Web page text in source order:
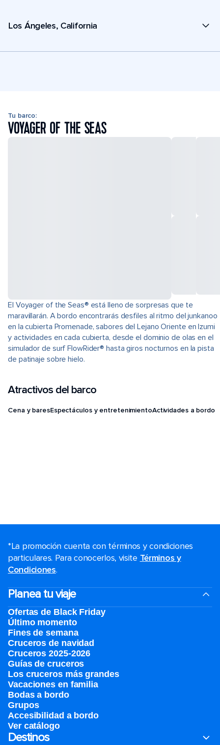
Los Ángeles, California
Tu barco:
VOYAGER OF THE SEAS
El Voyager of the Seas® está lleno de sorpresas que te
maravillarán. A bordo encontrarás desfiles al ritmo del junkanoo
en la cubierta Promenade, sabores del Lejano Oriente en Izumi
y actividades en cada cubierta, desde el dominio de olas en el
simulador de surf FlowRider® hasta giros nocturnos en la pista
de patinaje sobre hielo.
Atractivos del barco
Cena y baresEspectáculos y entretenimientoActividades a bordo
*La promoción cuenta con términos y condiciones
particulares. Para conocerlos, visite Términos y
Condiciones.
Planea tu viaje
Ofertas de Black Friday
Último momento
Fines de semana
Cruceros de navidad
Cruceros 2025-2026
Guías de cruceros
Los cruceros más grandes
Vacaciones en familia
Bodas a bordo
Grupos
Accesibilidad a bordo
Ver catálogo
Destinos